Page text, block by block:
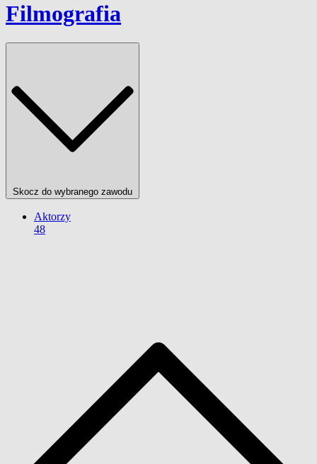
Filmografia
Skocz do wybranego zawodu
Aktorzy
48